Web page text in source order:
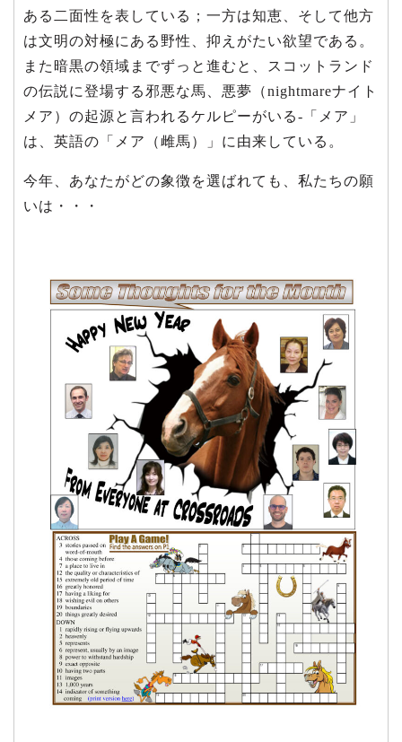
ある二面性を表している；一方は知恵、そして他方
は文明の対極にある野性、抑えがたい欲望である。
また暗黒の領域までずっと進むと、スコットランド
の伝説に登場する邪悪な馬、悪夢（nightmareナイト
メア）の起源と言われるケルピーがいる-「メア」
は、英語の「メア（雌馬）」に由来している。
今年、あなたがどの象徴を選ばれても、私たちの願
いは・・・